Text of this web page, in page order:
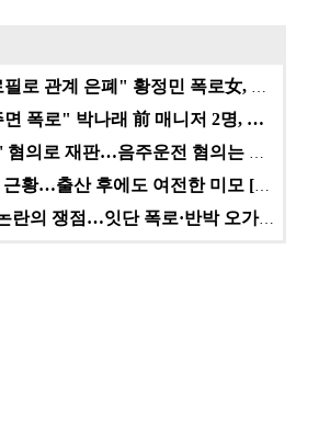
폭로" 박나래 前 매니저 2명, …
황정민 사생활 논란의 쟁점…잇단 폭로·반박 오가는 소모…